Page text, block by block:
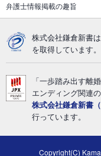
弁護士情報掲載の趣旨
株式会社鎌倉新書
を取得しています。
「一歩踏み出す離
エンディング関連
株式会社鎌倉新書
行っています。
Copyright(C)